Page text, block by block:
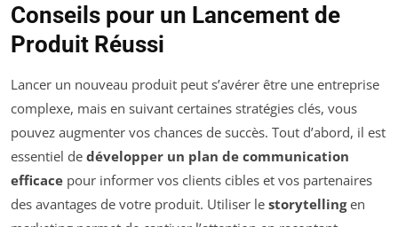
Conseils pour un Lancement de
Produit Réussi
Lancer un nouveau produit peut s’avérer être une entreprise
complexe, mais en suivant certaines stratégies clés, vous
pouvez augmenter vos chances de succès. Tout d’abord, il est
essentiel de développer un plan de communication
efficace pour informer vos clients cibles et vos partenaires
des avantages de votre produit. Utiliser le storytellingen